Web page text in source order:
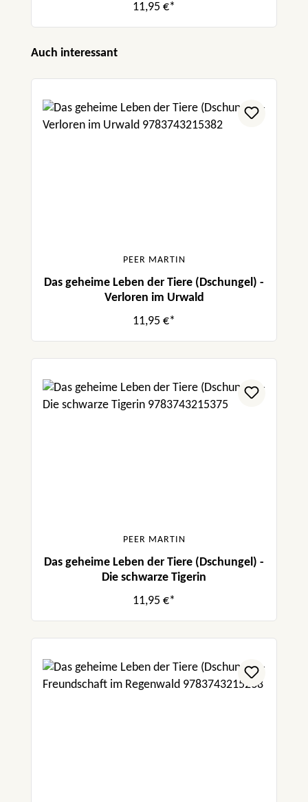
11,95 €*
Produktgalerie überspringen
Auch interessant
PEER MARTIN
Das geheime Leben der Tiere (Dschungel) -
Verloren im Urwald
11,95 €*
PEER MARTIN
Das geheime Leben der Tiere (Dschungel) -
Die schwarze Tigerin
11,95 €*